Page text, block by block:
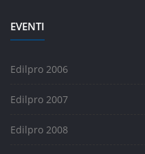
EVENTI
Edilpro 2006
Edilpro 2007
Edilpro 2008